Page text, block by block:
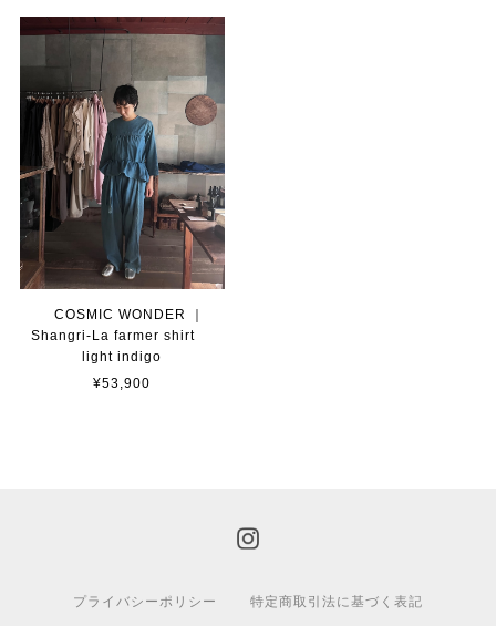
COSMIC WONDER ｜
Shangri-La farmer shirt
light indigo
¥53,900
プライバシーポリシー 特定商取引法に基づく表記